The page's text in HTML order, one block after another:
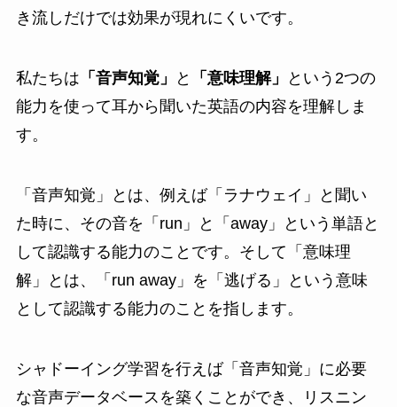
き流しだけでは効果が現れにくいです。
私たちは 「音声知覚」 と 「意味理解」
という2つの
能力を使って耳から聞いた英語の内容を理解しま
す。
「音声知覚」とは、例えば「ラナウェイ」と聞い
た時に、その音を「run」と「away」という単語と
して認識する能力のことです。そして「意味理
解」とは、「run away」を「逃げる」という意味
として認識する能力のことを指します。
シャドーイング学習を行えば「音声知覚」に必要
な音声データベースを築くことができ、リスニン